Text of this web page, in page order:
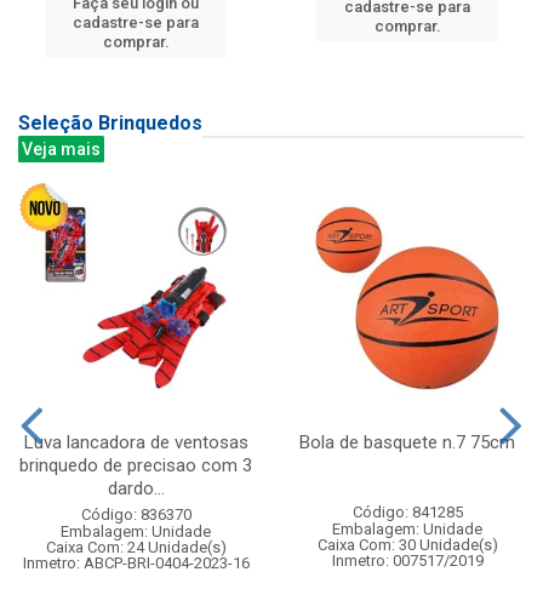
cadastre-se para
comprar.
cadastre-se para
comprar.
Seleção Brinquedos
Veja mais
Luva lancadora de ventosas
brinquedo de precisao com 3
dardo...
Código: 836370
Embalagem: Unidade
Caixa Com: 24 Unidade(s)
Inmetro: ABCP-BRI-0404-2023-16
Bola de basquete n.7 75cm
Código: 841285
Embalagem: Unidade
Caixa Com: 30 Unidade(s)
Inmetro: 007517/2019